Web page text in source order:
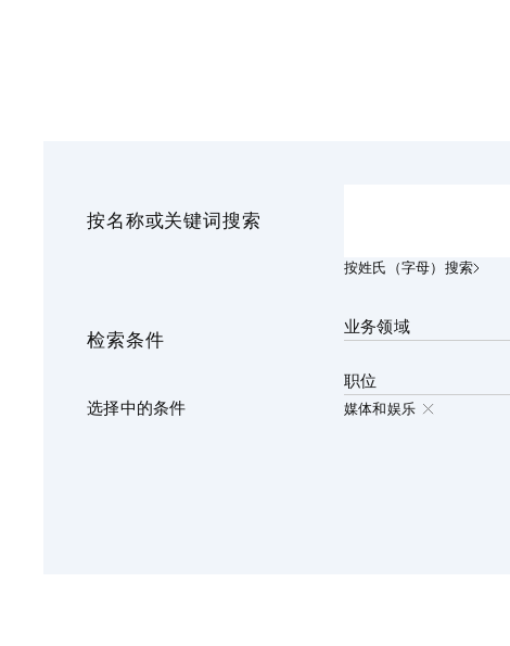
按名称或关键词搜索
按姓氏（字母）搜索
检索条件
业务领域
职位
选择中的条件
媒体和娱乐